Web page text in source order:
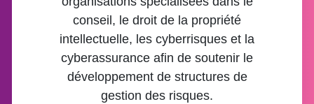
conseil, le droit de la propriété
intellectuelle, les cyberrisques et la
cyberassurance afin de soutenir le
développement de structures de
gestion des risques.